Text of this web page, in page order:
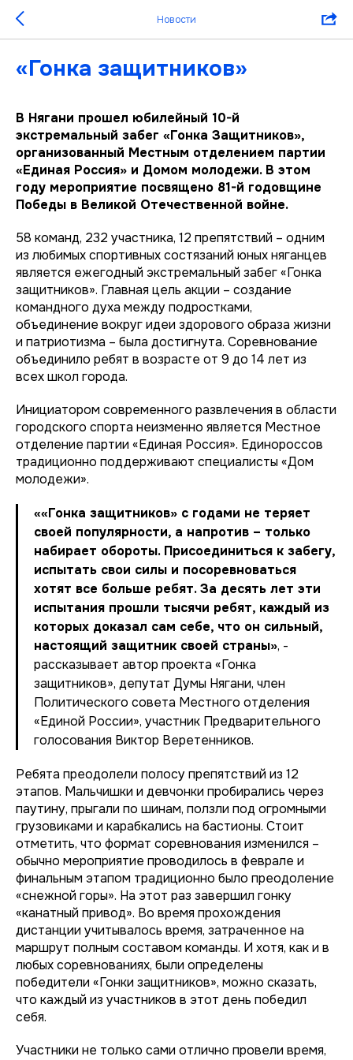
Новости
«Гонка защитников»
В Нягани прошел юбилейный 10-й
экстремальный забег «Гонка Защитников»,
организованный Местным отделением партии
«Единая Россия» и Домом молодежи. В этом
году мероприятие посвящено 81-й годовщине
Победы в Великой Отечественной войне.
58 команд, 232 участника, 12 препятствий – одним
из любимых спортивных состязаний юных няганцев
является ежегодный экстремальный забег «Гонка
защитников». Главная цель акции – создание
командного духа между подростками,
объединение вокруг идеи здорового образа жизни
и патриотизма – была достигнута. Соревнование
объединило ребят в возрасте от 9 до 14 лет из
всех школ города.
Инициатором современного развлечения в области
городского спорта неизменно является Местное
отделение партии «Единая Россия». Единороссов
традиционно поддерживают специалисты «Дом
молодежи».
««Гонка защитников» с годами не теряет
своей популярности, а напротив – только
набирает обороты. Присоединиться к забегу,
испытать свои силы и посоревноваться
хотят все больше ребят. За десять лет эти
испытания прошли тысячи ребят, каждый из
которых доказал сам себе, что он сильный,
настоящий защитник своей страны», -
рассказывает автор проекта «Гонка
защитников», депутат Думы Нягани, член
Политического совета Местного отделения
«Единой России», участник Предварительного
голосования Виктор Веретенников.
Ребята преодолели полосу препятствий из 12
этапов. Мальчишки и девчонки пробирались через
паутину, прыгали по шинам, ползли под огромными
грузовиками и карабкались на бастионы. Стоит
отметить, что формат соревнования изменился –
обычно мероприятие проводилось в феврале и
финальным этапом традиционно было преодоление
«снежной горы». На этот раз завершил гонку
«канатный привод». Во время прохождения
дистанции учитывалось время, затраченное на
маршрут полным составом команды. И хотя, как и в
любых соревнованиях, были определены
победители «Гонки защитников», можно сказать,
что каждый из участников в этот день победил
себя.
Участники не только сами отлично провели время,